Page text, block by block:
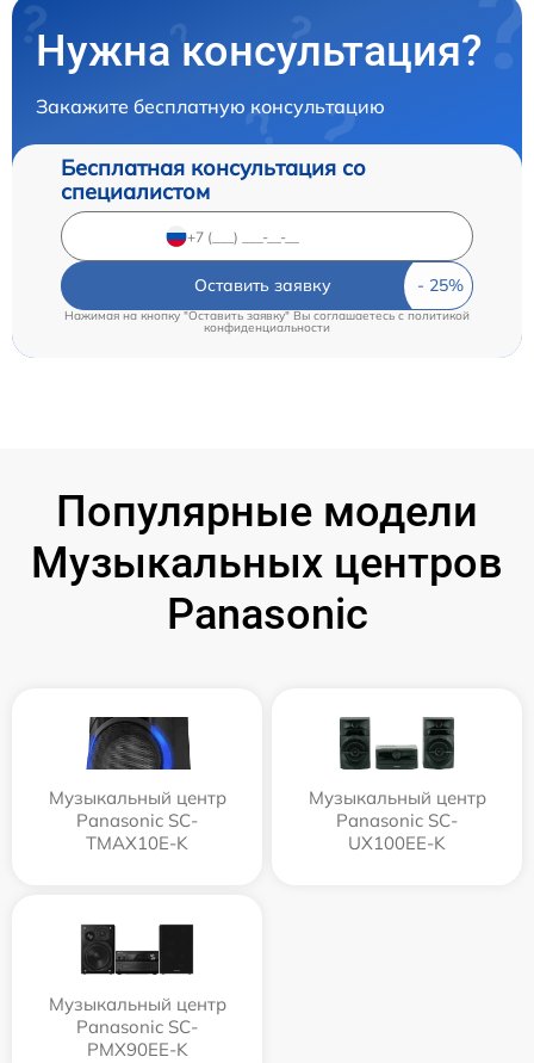
Нужна консультация?
Закажите бесплатную консультацию
Бесплатная консультация со
специалистом
Оставить заявку
Нажимая на кнопку "Оставить заявку" Вы соглашаетесь cполитикой
конфиденциальности
Популярные модели
Музыкальных центров
Panasonic
Музыкальный центр
Panasonic SC-
TMAX10E-K
Музыкальный центр
Panasonic SC-
UX100EE-K
Музыкальный центр
Panasonic SC-
PMX90EE-K